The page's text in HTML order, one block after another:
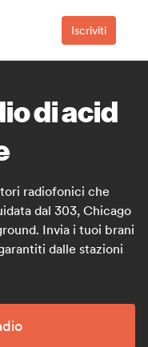
Iscriviti
di acid
radiofonici che
dal 303, Chicago
Invia i tuoi brani
dalle stazioni